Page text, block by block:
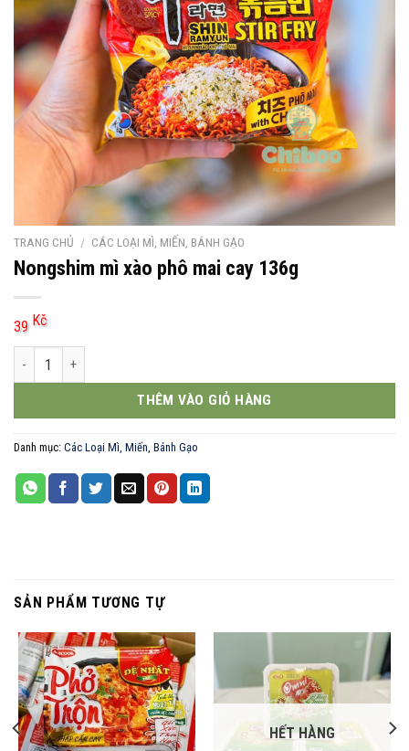
TRANG CHỦ / CÁC LOẠI MÌ, MIẾN, BÁNH GẠO
Nongshim mì xào phô mai cay 136g
39 Kč
Nongshim mì xào phô mai cay 136g số lượng
THÊM VÀO GIỎ HÀNG
Danh mục: Các Loại Mì, Miến, Bánh Gạo
SẢN PHẨM TƯƠNG TỰ
HẾT HÀNG